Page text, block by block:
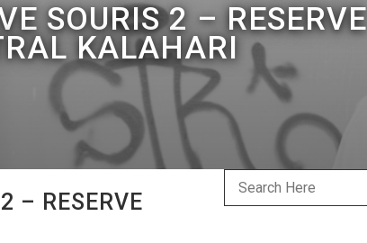
SOURIS 2 – RESERVE
KALAHARI
– RESERVE